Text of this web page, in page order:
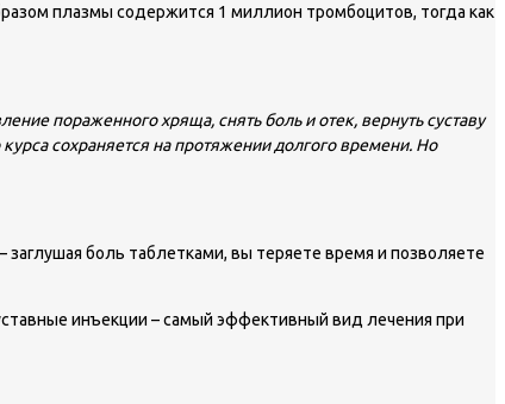
плазмы содержится 1 миллион тромбоцитов, тогда как
пораженного хряща, снять боль и отек, вернуть суставу
сохраняется на протяжении долгого времени. Но
боль таб­лет­ка­ми, вы те­ря­е­те вре­мя и по­зво­ля­е­те
инъекции – самый эффективный вид лечения при